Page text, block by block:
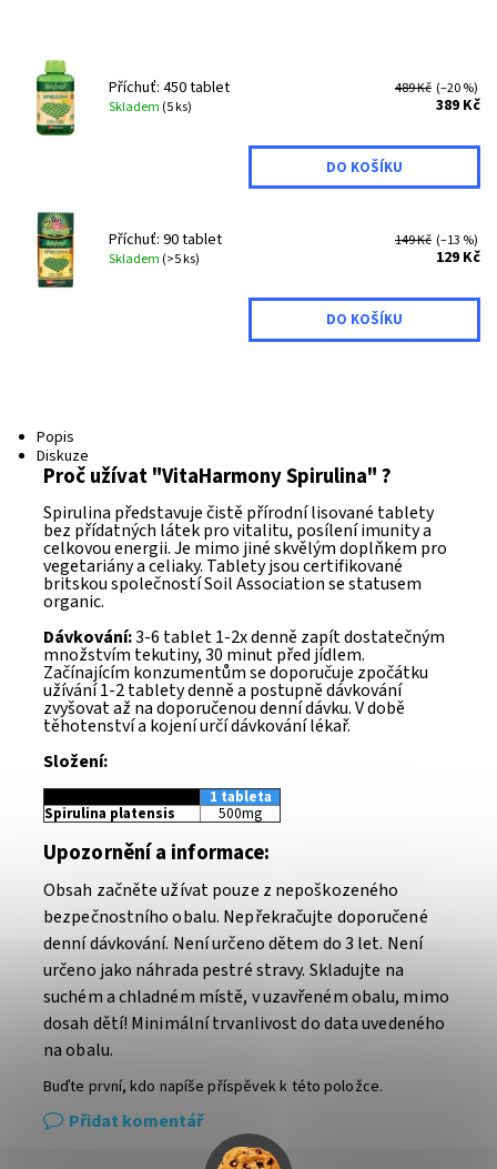
Příchuť: 450 tablet
Skladem (5 ks)
489 Kč (–20 %)
389 Kč
Příchuť: 90 tablet
Skladem (>5 ks)
149 Kč (–13 %)
129 Kč
Popis
Diskuze
Proč užívat "VitaHarmony Spirulina" ?
Spirulina představuje čistě přírodní lisované tablety
bez přídatných látek pro vitalitu, posílení imunity a
celkovou energii. Je mimo jiné skvělým doplňkem pro
vegetariány a celiaky. Tablety jsou certifikované
britskou společností Soil Association se statusem
organic.
Dávkování:3-6 tablet 1-2x denně zapít dostatečným
množstvím tekutiny, 30 minut před jídlem.
Začínajícím konzumentům se doporučuje zpočátku
užívání 1-2 tablety denně a postupně dávkování
zvyšovat až na doporučenou denní dávku. V době
těhotenství a kojení určí dávkování lékař.
Složení:
1 tableta
Spirulina platensis 500mg
Upozornění a informace:
Obsah začněte užívat pouze z nepoškozeného
bezpečnostního obalu. Nepřekračujte doporučené
denní dávkování. Není určeno dětem do 3 let. Není
určeno jako náhrada pestré stravy. Skladujte na
suchém a chladném místě, v uzavřeném obalu, mimo
dosah dětí! Minimální trvanlivost do data uvedeného
na obalu.
Buďte první, kdo napíše příspěvek k této položce.
Přidat komentář